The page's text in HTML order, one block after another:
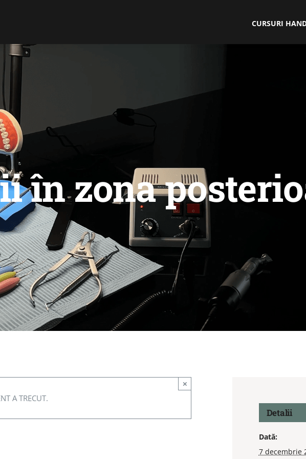
CURSURI
în zona
A TRECUT.
×
Detalii
Dată:
7 decembrie